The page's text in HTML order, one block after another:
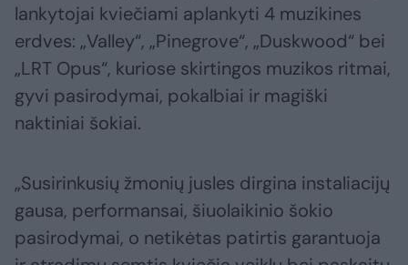
lankytojai kviečiami aplankyti 4 muzikines
erdves: „Valley“, „Pinegrove“, „Duskwood“ bei
„LRT Opus“, kuriose skirtingos muzikos ritmai,
gyvi pasirodymai, pokalbiai ir magiški
naktiniai šokiai.
„Susirinkusių žmonių jusles dirgina instaliacijų
gausa, performansai, šiuolaikinio šokio
pasirodymai, o netikėtas patirtis garantuoja